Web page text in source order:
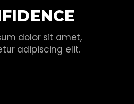
dolor sit amet,
adipiscing elit.